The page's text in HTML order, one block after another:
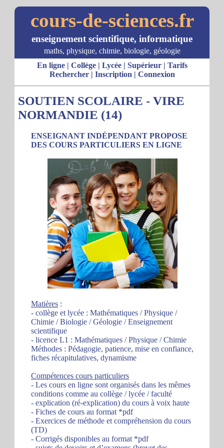
cours-de-sciences.fr
enseignement scientifique, informatique
maths, physique, chimie, biologie, géologie
En ligne| Collège| Lycée| Supérieur| Tarifs
Rechercher| Inscription | Connexion
SOUTIEN SCOLAIRE - VIRE
NORMANDIE (14)
ENSEIGNANT INDÉPENDANT PROPOSE
DES COURS PARTICULIERS EN LIGNE
Matières :
- collège et lycée : Mathématiques / Physique /
Chimie / Biologie / Géologie / Enseignement
scientifique
- licence L1 : Mathématiques / Physique / Chimie
Méthodes : Pédagogie, patience, mise en confiance,
fiches récapitulatives, dynamisme
Compétences cours particuliers
- Les cours en ligne sont organisés dans les mêmes
conditions comme au collège / lycée / faculté
- explication (ré-explication) du cours à voix haute
- Fiches de cours au format *pdf
- Exercices de méthode et compréhension du cours
(TD)
- Corrigés disponibles au format *pdf